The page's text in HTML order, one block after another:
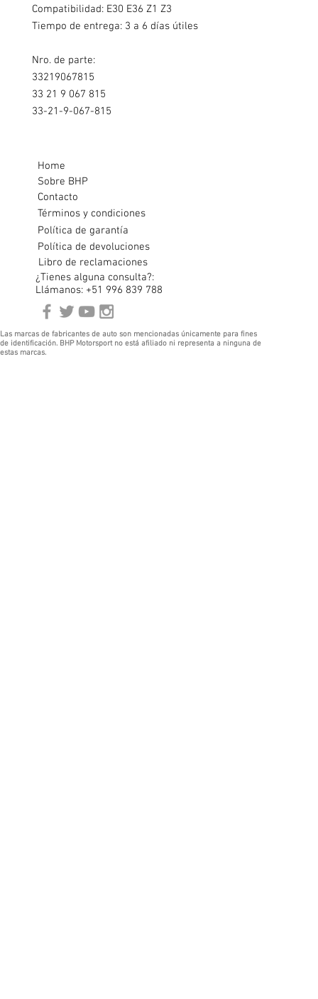
Compatibilidad: E30 E36 Z1 Z3
Tiempo de entrega: 3 a 6 días útiles
Nro. de parte:
33219067815
33 21 9 067 815
33-21-9-067-815
Home
Sobre BHP
Contacto
Términos y condiciones
Política de garantía
Política de devoluciones
Libro de reclamaciones
¿Tienes alguna consulta?:
Llámanos: +51 996 839 788
Las marcas de fabricantes de auto son mencionadas únicamente para fines
de identificación. BHP Motorsport no está afiliado ni representa a ninguna de
estas marcas.